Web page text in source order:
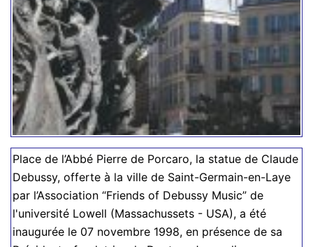
Place de l’Abbé Pierre de Porcaro, la statue de Claude
Debussy, offerte à la ville de Saint-Germain-en-Laye
par l’Association “Friends of Debussy Music” de
l'université Lowell (Massachussets - USA), a été
inaugurée le 07 novembre 1998, en présence de sa